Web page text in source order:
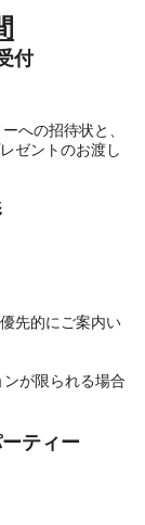
付
への招待状と、
ゼントのお渡し
先的にご案内い
が限られる場合
ティー